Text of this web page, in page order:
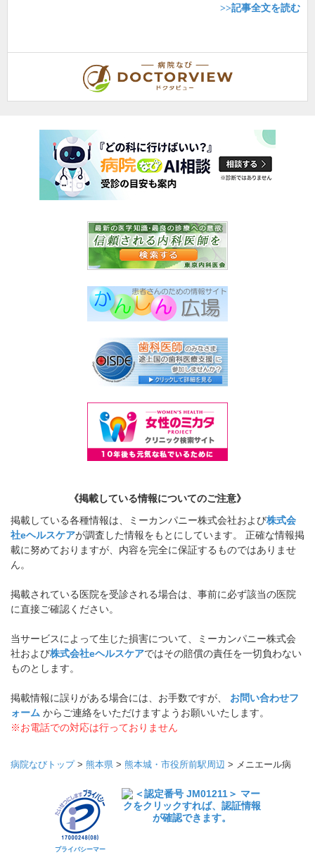
>>記事全文を読む
《掲載している情報についてのご注意》
掲載している各種情報は、ミーカンパニー株式会社および株式会
社eヘルスケアが調査した情報をもとにしています。 正確な情報掲
載に努めておりますが、内容を完全に保証するものではありませ
ん。
掲載されている医院を受診される場合は、事前に必ず該当の医院
に直接ご確認ください。
当サービスによって生じた損害について、ミーカンパニー株式会
社および株式会社eヘルスケアではその賠償の責任を一切負わない
ものとします。
掲載情報に誤りがある場合には、お手数ですが、 お問い合わせフ
ォーム からご連絡をいただけますようお願いいたします。
※お電話での対応は行っておりません
病院なびトップ> 熊本県 > 熊本城・市役所前駅周辺 > メニエール病
プライバシーマー